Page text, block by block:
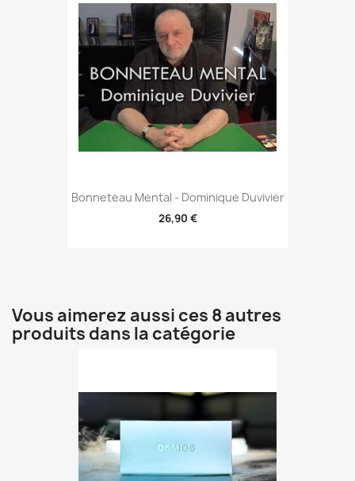
Bonneteau Mental - Dominique Duvivier
26,90 €
Vous aimerez aussi ces 8 autres
produits dans la catégorie